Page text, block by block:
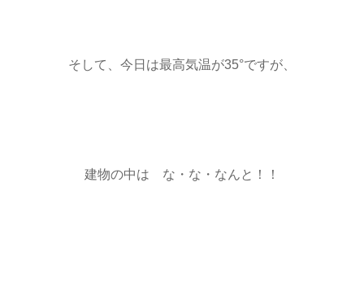
そして、今日は最高気温が35°ですが、
建物の中は な・な・なんと！！